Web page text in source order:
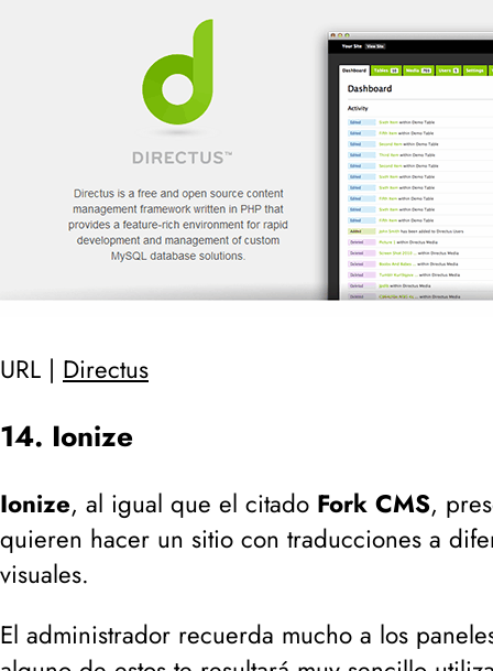
URL | Directus
14. Ionize
Ionize, al igual que el citado Fork CMS,
quieren hacer un sitio con traducciones a
visuales.
El administrador recuerda mucho a los